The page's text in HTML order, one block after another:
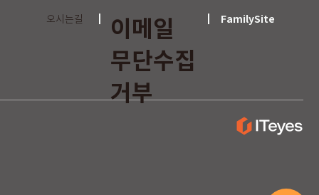
오시는길
이메일
무단수집
거부
FamilySite